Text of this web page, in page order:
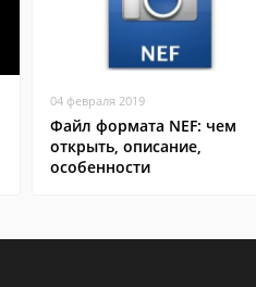
04 февраля 2019
Файл формата NEF: чем
открыть, описание,
особенности